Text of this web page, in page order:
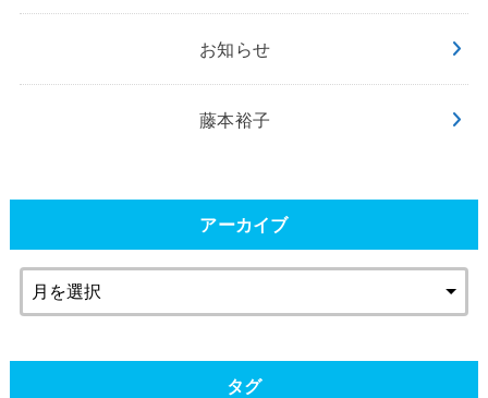
お知らせ
藤本裕子
アーカイブ
タグ